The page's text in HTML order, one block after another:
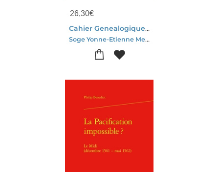
26,30€
Cahier Genealogique De L'yonne Tome 38 Paris : Compte Du Don Octroye Par La Ville De Paris En 1571 Cgy 38
Soge Yonne-Etienne Meunier